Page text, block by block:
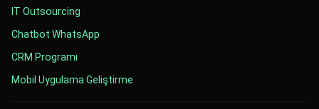
IT Outsourcing
Chatbot WhatsApp
CRM Programı
Mobil Uygulama Geliştirme